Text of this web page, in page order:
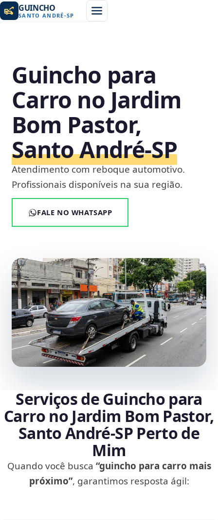
GUINCHO
SANTO ANDRÉ-SP
Guincho para
Carro no Jardim
Bom Pastor,
Santo André‑SP
Atendimento com reboque automotivo.
Profissionais disponíveis na sua região.
FALE NO WHATSAPP
Serviços de Guincho para
Carro no Jardim Bom Pastor,
Santo André‑SP Perto de
Mim
Quando você busca “guincho para carro mais
próximo”, garantimos resposta ágil: